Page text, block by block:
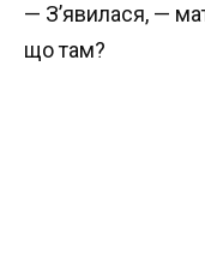
— З’явилася, —
що там?